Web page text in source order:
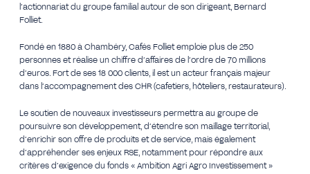
l’actionnariat du groupe familial autour de son dirigeant, Bernard
Folliet.
Fondé en 1880 à Chambéry, Cafés Folliet emploie plus de 250
personnes et réalise un chiffre d’affaires de l’ordre de 70 millions
d’euros. Fort de ses 18 000 clients, il est un acteur français majeur
dans l’accompagnement des CHR (cafetiers, hôteliers, restaurateurs).
Le soutien de nouveaux investisseurs permettra au groupe de
poursuivre son développement, d’étendre son maillage territorial,
d’enrichir son offre de produits et de service, mais également
d’appréhender ses enjeux RSE, notamment pour répondre aux
critères d’exigence du fonds « Ambition Agri Agro Investissement »